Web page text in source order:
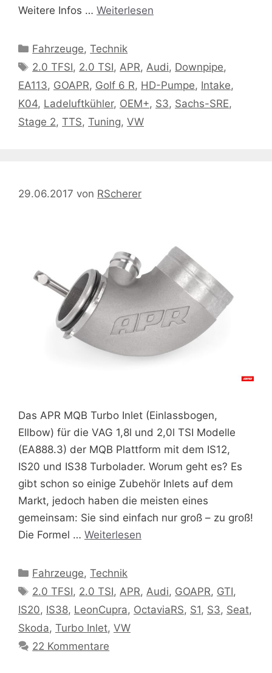
Weitere Infos … Weiterlesen
Kategorien
Fahrzeuge,Technik
Schlagwörter
2.0 TFSI, 2.0 TSI, APR, Audi, Downpipe,
EA113, GOAPR, Golf 6 R, HD-Pumpe, Intake,
K04, Ladeluftkühler, OEM+, S3, Sachs-SRE,
Stage 2, TTS, Tuning, VW
29.06.2017 von RScherer
Das APR MQB Turbo Inlet (Einlassbogen,
Ellbow) für die VAG 1,8l und 2,0l TSI Modelle
(EA888.3) der MQB Plattform mit dem IS12,
IS20 und IS38 Turbolader. Worum geht es? Es
gibt schon so einige Zubehör Inlets auf dem
Markt, jedoch haben die meisten eines
gemeinsam: Sie sind einfach nur groß – zu groß!
Die Formel … Weiterlesen
Kategorien
Fahrzeuge,Technik
Schlagwörter
2.0 TFSI, 2.0 TSI,APR,Audi, GOAPR, GTI,
IS20, IS38, LeonCupra, OctaviaRS, S1, S3, Seat,
Skoda, Turbo Inlet, VW
22 Kommentare